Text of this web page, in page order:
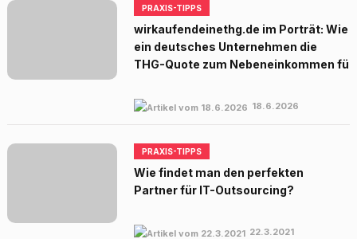
PRAXIS-TIPPS
wirkaufendeinethg.de im Porträt: Wie
ein deutsches Unternehmen die
THG-Quote zum Nebeneinkommen fü
18.6.2026
PRAXIS-TIPPS
Wie findet man den perfekten
Partner für IT-Outsourcing?
22.3.2021